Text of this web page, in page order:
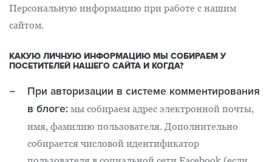
Персональную информацию при работе с нашим
сайтом.
КАКУЮ ЛИЧНУЮ ИНФОРМАЦИЮ МЫ СОБИРАЕМ У
ПОСЕТИТЕЛЕЙ НАШЕГО САЙТА И КОГДА?
При авторизации в системе комментирования
в блоге: мы собираем адрес электронной почты,
имя, фамилию пользователя. Дополнительно
собирается числовой идентификатор